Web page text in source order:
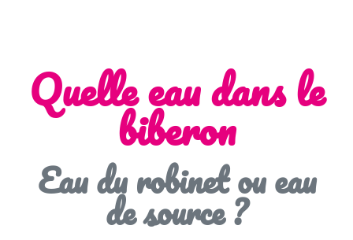
Quelle eau dans le
biberon
Eau du robinet ou eau
de source ?